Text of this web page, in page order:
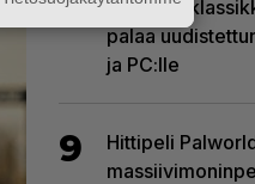
8
PS1-ajan
palaa
ja PC:lle
9
Hittipeli